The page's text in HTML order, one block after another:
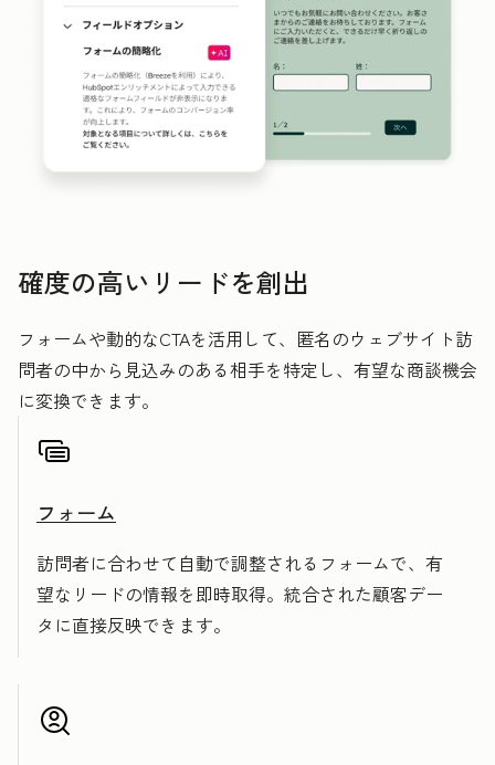
確度の高いリードを創出
フォームや動的なCTAを活用して、匿名のウェブサイト訪
問者の中から見込みのある相手を特定し、有望な商談機会
に変換できます。
フォーム
訪問者に合わせて自動で調整されるフォームで、有
望なリードの情報を即時取得。統合された顧客デー
タに直接反映できます。